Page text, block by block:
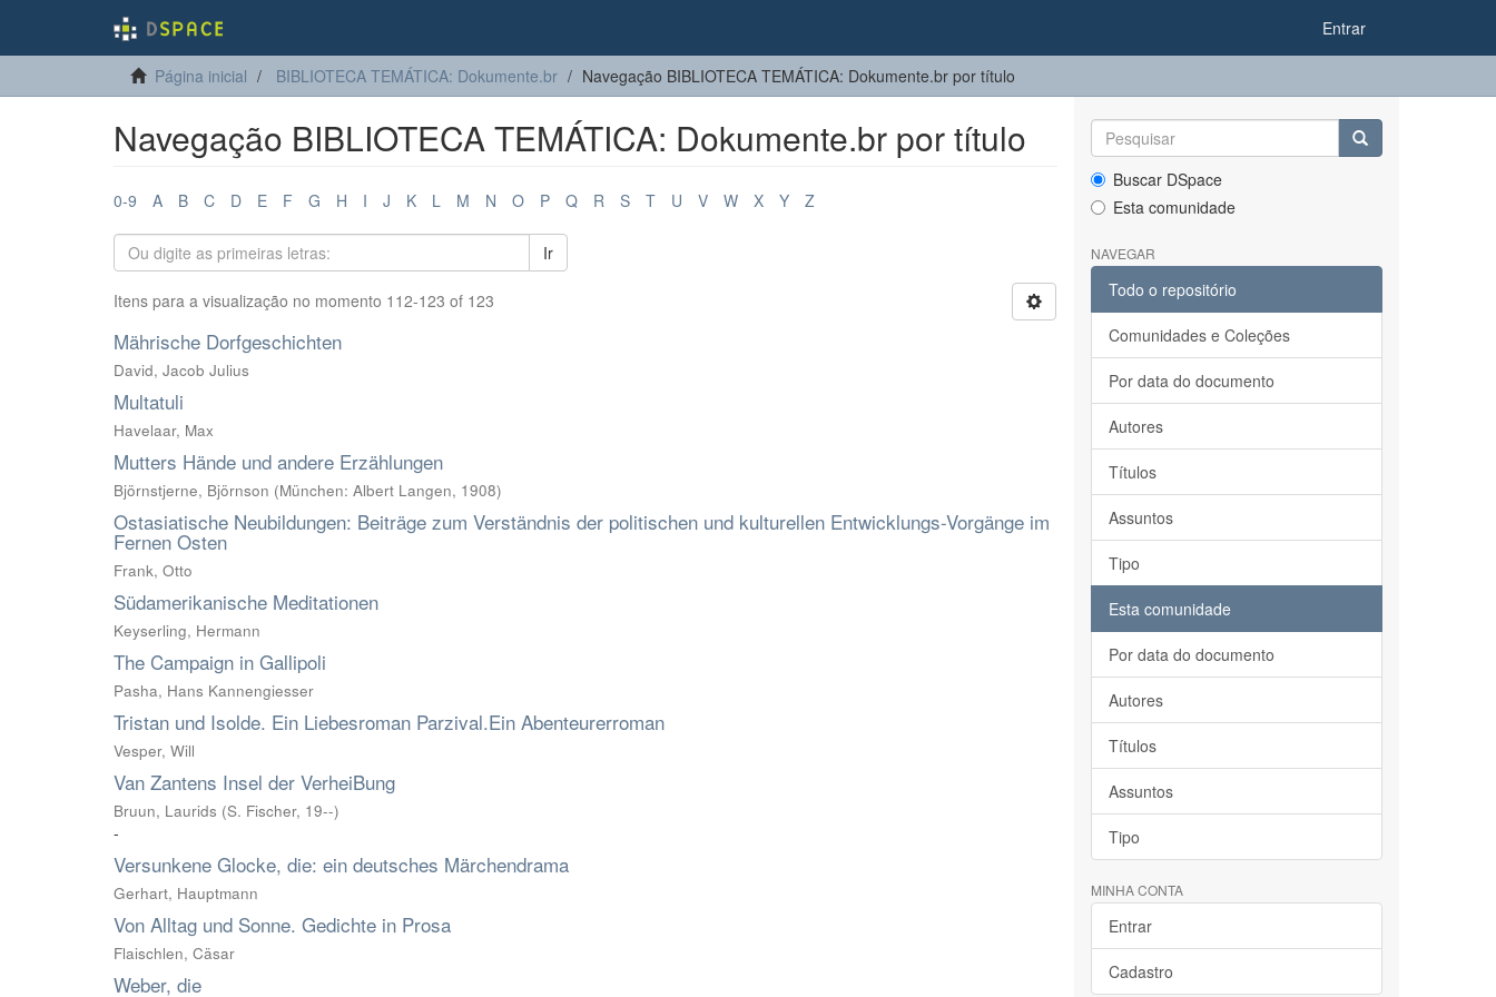
Entrar
Página inicial BIBLIOTECA TEMÁTICA: Dokumente.br Navegação BIBLIOTECA TEMÁTICA: Dokumente.br por título
Navegação BIBLIOTECA TEMÁTICA: Dokumente.br por título
0-9 A B C D E F G H I J K L M N O P Q R S T U V W X Y Z
Ir
Itens para a visualização no momento 112-123 of 123
Mährische Dorfgeschichten
David, Jacob Julius
Multatuli
Havelaar, Max
Mutters Hände und andere Erzählungen
Björnstjerne, Björnson (München: Albert Langen, 1908)
Ostasiatische Neubildungen: Beiträge zum Verständnis der politischen und kulturellen Entwicklungs-Vorgänge im
Fernen Osten
Frank, Otto
Südamerikanische Meditationen
Keyserling, Hermann
The Campaign in Gallipoli
Pasha, Hans Kannengiesser
Tristan und Isolde. Ein Liebesroman Parzival.Ein Abenteurerroman
Vesper, Will
Van Zantens Insel der VerheiBung
Bruun, Laurids (S. Fischer, 19--)
-
Versunkene Glocke, die: ein deutsches Märchendrama
Gerhart, Hauptmann
Von Alltag und Sonne. Gedichte in Prosa
Flaischlen, Cäsar
Weber, die
Buscar DSpace
Esta comunidade
NAVEGAR
Todo o repositório
Comunidades e Coleções
Por data do documento
Autores
Títulos
Assuntos
Tipo
Esta comunidade
Por data do documento
Autores
Títulos
Assuntos
Tipo
MINHA CONTA
Entrar
Cadastro